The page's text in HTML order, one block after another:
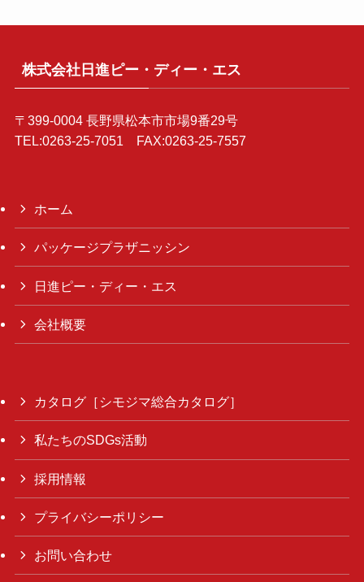
株式会社日進ピー・ディー・エス
〒399-0004 長野県松本市市場9番29号
TEL:0263-25-7051 FAX:0263-25-7557
ホーム
パッケージプラザニッシン
日進ピー・ディー・エス
会社概要
カタログ［シモジマ総合カタログ］
私たちのSDGs活動
採用情報
プライバシーポリシー
お問い合わせ